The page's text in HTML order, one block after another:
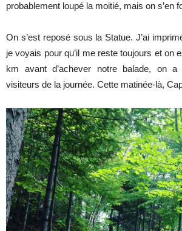
probablement loupé la moitié, mais on s’en
On s’est reposé sous la Statue. J’ai
je voyais pour qu’il me reste toujours et on
km avant d’achever notre balade, on
visiteurs de la journée. Cette matinée-là,